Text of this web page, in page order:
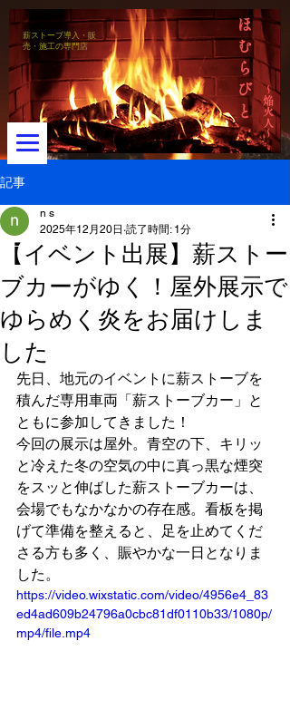
メニュー
薪ストーブ導入・販
売・施工の専門店
ほ
む
ら
び
と
～焔火人～
記事
【イベント出展】薪ストー
ブカーがゆく！屋外展示で
ゆらめく炎をお届けしま
した
n s
2025年12月20日 読了時間: 1分
先日、地元のイベントに薪ストーブを
積んだ専用車両「薪ストーブカー」と
ともに参加してきました！
今回の展示は屋外。青空の下、キリッ
と冷えた冬の空気の中に真っ黒な煙突
をスッと伸ばした薪ストーブカーは、
会場でもなかなかの存在感。看板を掲
げて準備を整えると、足を止めてくだ
さる方も多く、賑やかな一日となりま
した。
https://video.wixstatic.com/video/4956e4_83
ed4ad609b24796a0cbc81df0110b33/1080p/
mp4/file.mp4